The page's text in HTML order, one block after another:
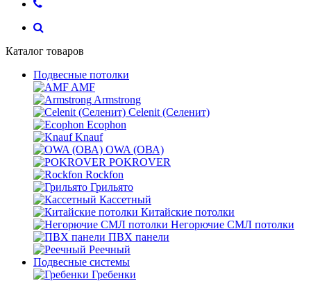
Каталог товаров
Подвесные потолки
AMF
Armstrong
Celenit (Селенит)
Ecophon
Knauf
OWA (ОВА)
POKROVER
Rockfon
Грильято
Кассетный
Китайские потолки
Негорючие СМЛ потолки
ПВХ панели
Реечный
Подвесные системы
Гребенки